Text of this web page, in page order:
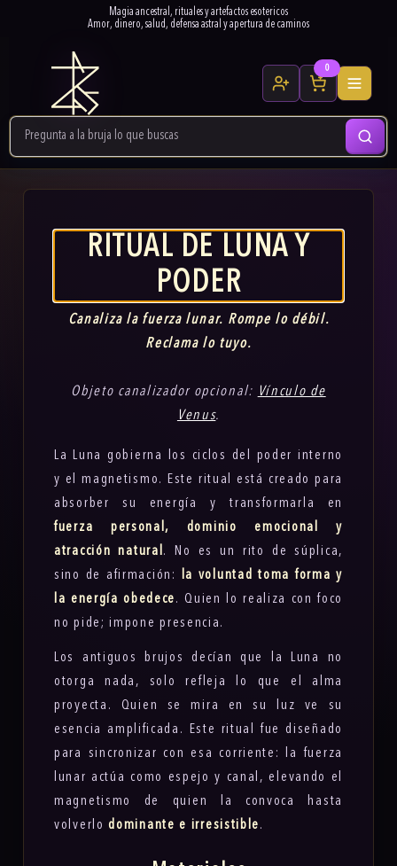
Magia ancestral, rituales y artefactos esotericos
Amor, dinero, salud, defensa astral y apertura de caminos
0
RITUAL DE LUNA Y
PODER
Canaliza la fuerza lunar. Rompe lo débil.
Reclama lo tuyo.
Objeto canalizador opcional:
Vínculo de
Venus.
La Luna gobierna los ciclos del poder interno
y el magnetismo. Este ritual está creado para
absorber su energía y transformarla en
fuerza personal, dominio emocional y
atracción natural . No es un rito de súplica,
sino de afirmación:
la voluntad toma forma y
la energía obedece. Quien lo realiza con foco
no pide; impone presencia.
Los antiguos brujos decían que la Luna no
otorga nada, solo refleja lo que el alma
proyecta. Quien se mira en su luz ve su
esencia amplificada. Este ritual fue diseñado
para sincronizar con esa corriente: la fuerza
lunar actúa como espejo y canal, elevando el
magnetismo de quien la convoca hasta
volverlodominante e irresistible.